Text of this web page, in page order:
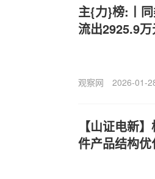
主{力}榜:丨
流出2925.9
观察网 2026-01-
【山证电新
件产品结构优